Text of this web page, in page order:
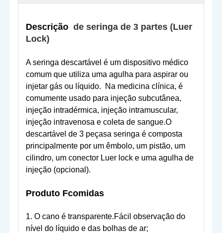
Descrição de seringa de 3 partes (Luer
Lock)
A seringa descartável é um dispositivo médico
comum que utiliza uma agulha para aspirar ou
injetar gás ou líquido.
Na medicina clínica, é
comumente usado para injeção subcutânea,
injeção intradérmica, injeção intramuscular,
injeção intravenosa e coleta de sangue.O
descartável de 3 peçasa seringa é composta
principalmente por um êmbolo, um pistão, um
cilindro, um conector Luer lock e uma agulha de
injeção (opcional).
Produto Fcomidas
1. O cano é transparente.Fácil observação do
nível do líquido e das bolhas de ar;